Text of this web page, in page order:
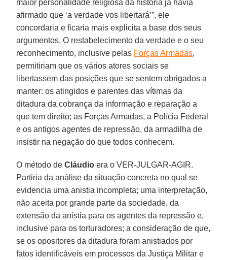
maior personalidade religiosa da história já havia
afirmado que ‘a verdade vos libertará’”, ele
concordaria e ficaria mais explicita a base dos seus
argumentos. O restabelecimento da verdade e o seu
reconhecimento, inclusive pelas Forças Armadas,
permitiriam que os vários atores sociais se
libertassem das posições que se sentem obrigados a
manter: os atingidos e parentes das vítimas da
ditadura da cobrança da informação e reparação a
que tem direito; as Forças Armadas, a Polícia Federal
e os antigos agentes de repressão, da armadilha de
insistir na negação do que todos conhecem.
O método deCláudio era o VER-JULGAR-AGIR.
Partiria da análise da situação concreta no qual se
evidencia uma anistia incompleta; uma interpretação,
não aceita por grande parte da sociedade, da
extensão da anistia para os agentes da repressão e,
inclusive para os torturadores; a consideração de que,
se os opositores da ditadura foram anistiados por
fatos identificáveis em processos da Justiça Militar e